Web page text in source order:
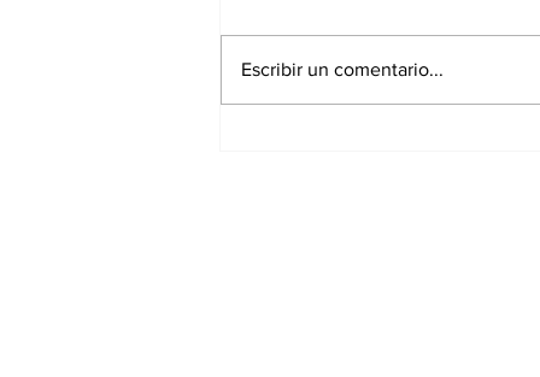
Escribir un comentario...